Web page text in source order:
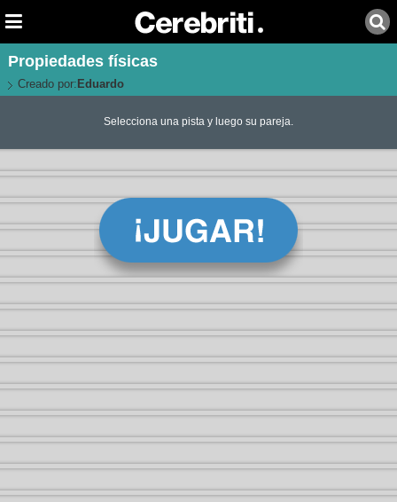
Propiedades físicas
Creado por: Eduardo
Selecciona una pista y luego su pareja.